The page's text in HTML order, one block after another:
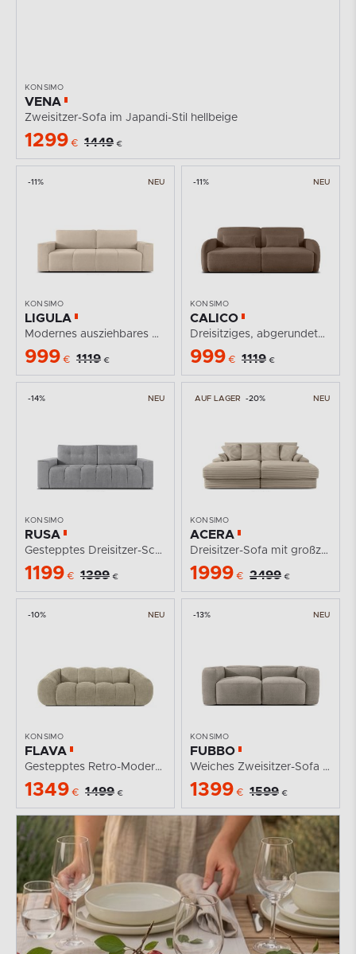
NEU
-11%
KONSIMO
LIGULA
Modernes ausziehbares Schlafsofa aus Chenille-Stoff in...
999 € 1119 €
NEU
-11%
KONSIMO
CALICO
Dreisitziges, abgerundetes ausziehbares Schlafsofa aus...
999 € 1119 €
NEU
-14%
KONSIMO
RUSA
Gestepptes Dreisitzer-Schlafsofa ausziehbar in einem...
1199 € 1399 €
NEU
AUF LAGER -20%
KONSIMO
ACERA
Dreisitzer-Sofa mit großzügiger Sitzfläche aus...
1999 € 2499 €
NEU
-10%
KONSIMO
FLAVA
Gestepptes Retro-Modern-Dreisitzer-Sofa in Sand
1349 € 1499 €
NEU
-13%
KONSIMO
FUBBO
Weiches Zweisitzer-Sofa aus einem Gewebestoff in Beige
1399 € 1599 €
KONSIMO
VENA
Zweisitzer-Sofa im Japandi-Stil hellbeige
1299 € 1449 €